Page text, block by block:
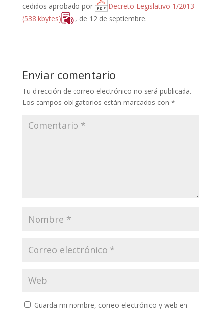
cedidos aprobado por
Decreto Legislativo 1/2013
(538 kbytes)
, de 12 de septiembre.
Enviar comentario
Tu dirección de correo electrónico no será publicada.
Los campos obligatorios están marcados con *
Guarda mi nombre, correo electrónico y web en